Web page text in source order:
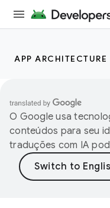
APP ARCHITECTURE
O Google usa
conteúdos para seu
traduções com IA